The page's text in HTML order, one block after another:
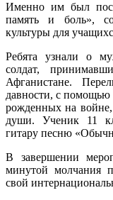
Именно им был
память и боль»,
культуры для
Ребята узнали о
солдат,
Афганистане.
давности, с помощью
рожденных на
души. Ученик 11
гитару песню
В завершении
минутой молчания
свой